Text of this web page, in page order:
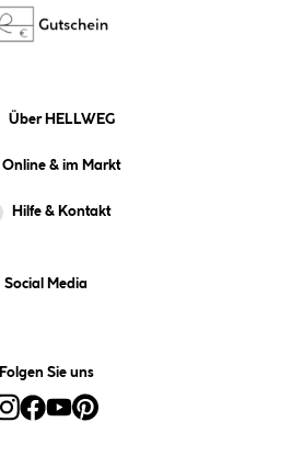
Über HELLWEG
Online & im Markt
Hilfe & Kontakt
Social Media
Folgen Sie uns